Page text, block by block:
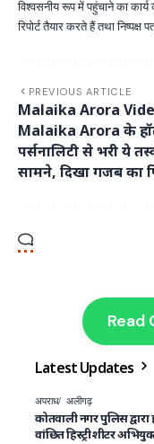
विश्वसनीय रूप में पहुंचाने का
रिपोर्ट तैयार करते हैं तथा निष्पक्ष
PREVIOUS ARTICLE
Malaika Arora
Malaika Arora के
पर्सनालिटी से भरी ये
सामने, दिखा गजब का
Read
Latest Updates
अपराध अलीगढ़
कोतवाली नगर पुलिस द्वारा
वांछित हिस्ट्रीशीटर